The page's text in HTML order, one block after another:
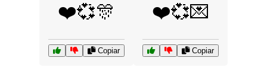
❤️💞🎊
Copiar
❤️💞💌
Copiar